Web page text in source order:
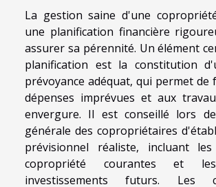
La gestion saine d'une
une planification financière
assurer sa pérennité. Un élément
planification est la constitution
prévoyance adéquat, qui permet de
dépenses imprévues et aux
envergure. Il est conseillé lors
générale des copropriétaires
prévisionnel réaliste, incluant
copropriété courantes et
investissements futurs. Les